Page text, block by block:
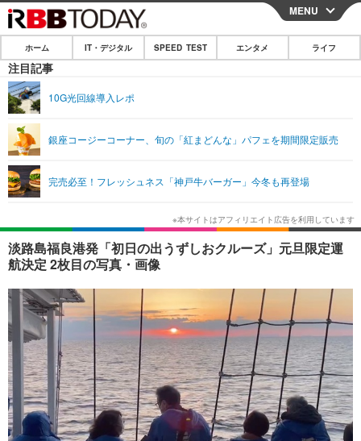
CLOSE
ホーム
IT・デジタル
ショッピング その他
SPEED TEST
エンタメ
エンタメTOP 映画・ドラマ
韓国・芸能
音楽 スポーツ
ショッピング その他
ライフ
ライフTOP グルメ
ペット ショッピング
その他
リリース一覧
プッシュ通知の停止方法
MENU
ホーム IT・デジタル SPEED TEST エンタメ ライフ
注目記事
10G光回線導入レポ
銀座コージーコーナー、旬の「紅まどんな」パフェを期間限定販売
完売必至！フレッシュネス「神戸牛バーガー」今冬も再登場
淡路島福良港発「初日の出うずしおクルーズ」元旦限定運
航決定 2枚目の写真・画像